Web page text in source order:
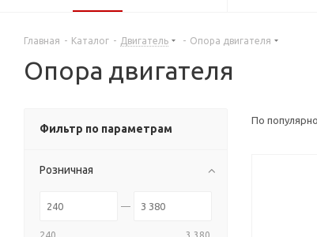
Главная - Каталог - Двигатель - Опора двигателя
Опора двигателя
По
Фильтр по параметрам
Розничная